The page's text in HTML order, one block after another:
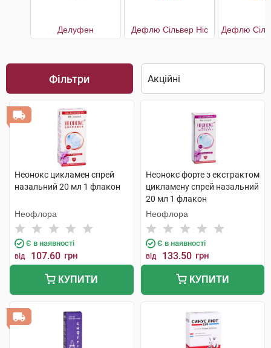
Делуфен Дефлю Сільвер Ніс
Фільтри
Неонокс цикламен спрей
назальний 20 мл 1 флакон
Неофлора
Є в наявності
від 107.60 грн
КУПИТИ
Неонокс форте з екстрактом
цикламену спрей назальний
20 мл 1 флакон
Неофлора
Є в наявності
від 133.50 грн
КУПИТИ